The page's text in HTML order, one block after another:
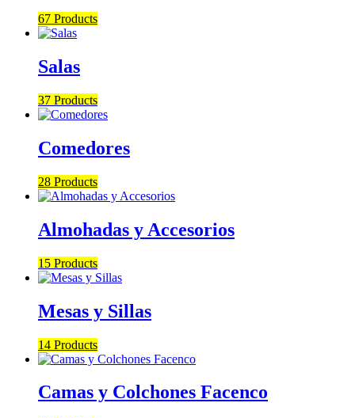
67 Products
Salas
37 Products
Comedores
28 Products
Almohadas y Accesorios
15 Products
Mesas y Sillas
14 Products
Camas y Colchones Facenco